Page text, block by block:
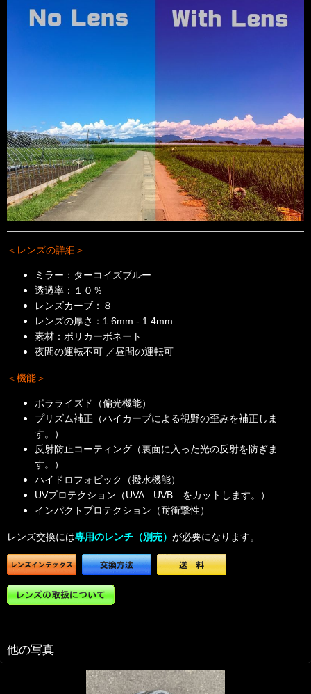
＜レンズの詳細＞
ミラー：ターコイズブルー
透過率：１０％
レンズカーブ：８
レンズの厚さ：1.6mm - 1.4mm
素材：ポリカーボネート
夜間の運転不可 ／昼間の運転可
＜機能＞
ポラライズド（偏光機能）
プリズム補正（ハイカーブによる視野の歪みを補正しま
す。）
反射防止コーティング（裏面に入った光の反射を防ぎま
す。）
ハイドロフォビック（撥水機能）
UVプロテクション（UVA UVB をカットします。）
インパクトプロテクション（耐衝撃性）
レンズ交換には専用のレンチ（別売） が必要になります。
他の写真